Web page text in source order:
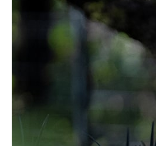
MAISON PAMPA
OUR STORY
OUR PRICES